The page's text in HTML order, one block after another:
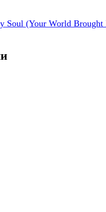
Soul (Your World Brought